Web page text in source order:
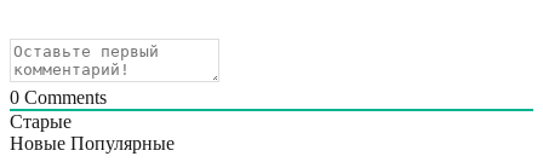
0 Comments
Старые
Новые Популярные